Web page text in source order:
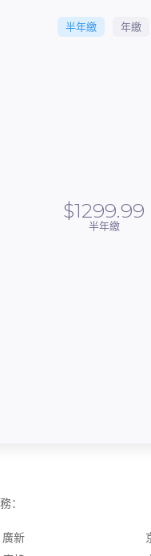
半年繳 年繳
$1299.99
半年繳
：
新